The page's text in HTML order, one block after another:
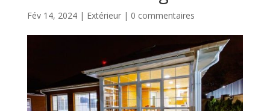
Fév 14, 2024| Extérieur| 0 commentaires